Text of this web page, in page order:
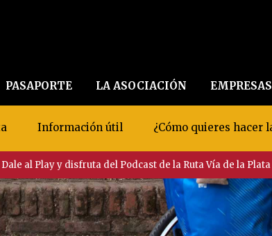
PASAPORTE LA ASOCIACIÓN EMPRESAS
Información útil ¿Cómo quieres hacer
Dale al Play y disfruta del Podcast de la Ruta Vía de la Plata